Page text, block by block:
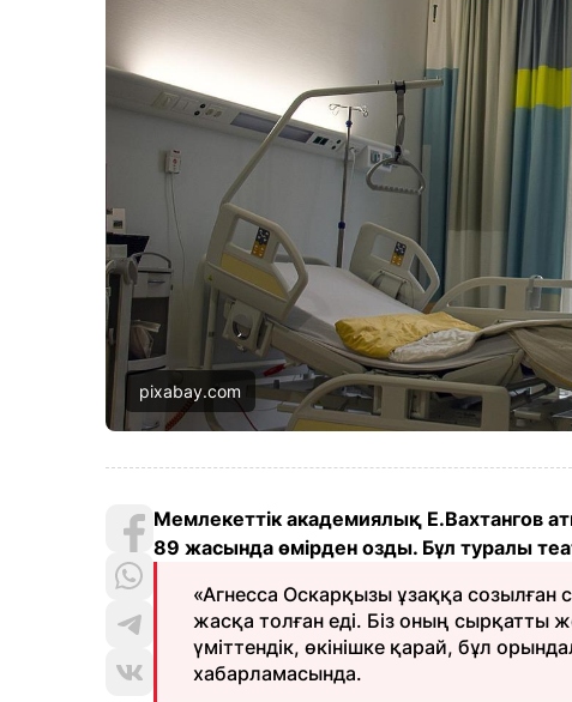
pixabay.com
Мемлекеттік академиялық Е.Вахтангов
89 жасында өмірден озды. Бұл туралы
«Агнесса Оскарқызы ұзаққа созылған
жасқа толған еді. Біз оның сырқатты
үміттендік, өкінішке қарай, бұл
хабарламасында.